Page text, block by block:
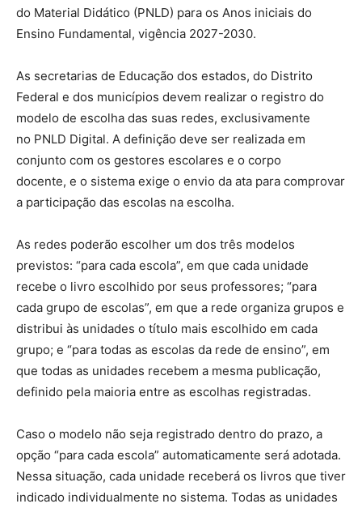
do Material Didático (PNLD) para os Anos iniciais do
Ensino Fundamental, vigência 2027-2030.
As secretarias de Educação dos estados, do Distrito
Federal e dos municípios devem realizar o registro do
modelo de escolha das suas redes, exclusivamente
no PNLD Digital. A definição deve ser realizada em
conjunto com os gestores escolares e o corpo
docente, e o sistema exige o envio da ata para comprovar
a participação das escolas na escolha.
As redes poderão escolher um dos três modelos
previstos: “para cada escola”, em que cada unidade
recebe o livro escolhido por seus professores; “para
cada grupo de escolas”, em que a rede organiza grupos e
distribui às unidades o título mais escolhido em cada
grupo; e “para todas as escolas da rede de ensino”, em
que todas as unidades recebem a mesma publicação,
definido pela maioria entre as escolhas registradas.
Caso o modelo não seja registrado dentro do prazo, a
opção “para cada escola” automaticamente será adotada.
Nessa situação, cada unidade receberá os livros que tiver
indicado individualmente no sistema. Todas as unidades